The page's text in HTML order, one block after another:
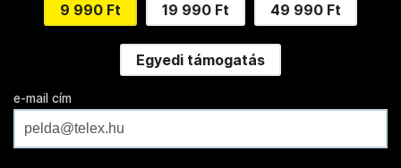
9 990 Ft 19 990 Ft 49 990 Ft
Egyedi támogatás
e-mail cím